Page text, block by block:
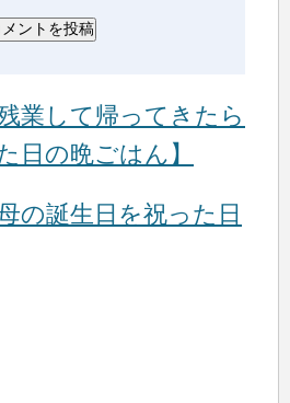
残業して帰ってきたら
日の晩ごはん】
母の誕生日を祝った日